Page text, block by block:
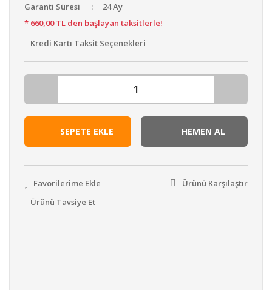
Garanti Süresi
24 Ay
* 660,00 TL den başlayan taksitlerle!
Kredi Kartı Taksit Seçenekleri
SEPETE EKLE HEMEN AL
Ürünü Karşılaştır
Ürünü Tavsiye Et